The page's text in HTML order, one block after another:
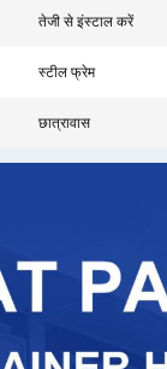
तेजी से इंस्टाल करें
स्टील फ्रेम
छात्रावास